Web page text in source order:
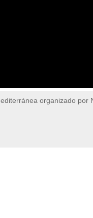
organizado